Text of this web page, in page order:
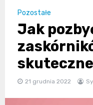
Pozostałe
Jak
21 grudnia 2022